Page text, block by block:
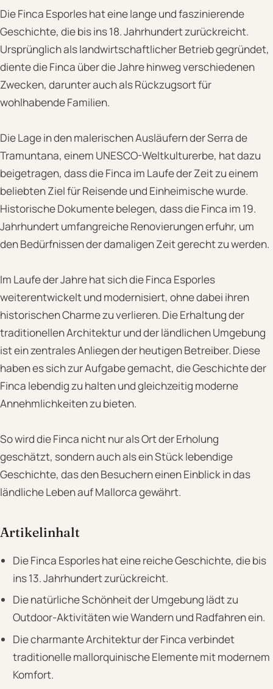
Die Finca Esporles hat eine lange und faszinierende
Geschichte, die bis ins 18. Jahrhundert zurückreicht.
Ursprünglich als landwirtschaftlicher Betrieb gegründet,
diente die Finca über die Jahre hinweg verschiedenen
Zwecken, darunter auch als Rückzugsort für
wohlhabende Familien.
Die Lage in den malerischen Ausläufern der Serra de
Tramuntana, einem UNESCO-Weltkulturerbe, hat dazu
beigetragen, dass die Finca im Laufe der Zeit zu einem
beliebten Ziel für Reisende und Einheimische wurde.
Historische Dokumente belegen, dass die Finca im 19.
Jahrhundert umfangreiche Renovierungen erfuhr, um
den Bedürfnissen der damaligen Zeit gerecht zu werden.
Im Laufe der Jahre hat sich die Finca Esporles
weiterentwickelt und modernisiert, ohne dabei ihren
historischen Charme zu verlieren. Die Erhaltung der
traditionellen Architektur und der ländlichen Umgebung
ist ein zentrales Anliegen der heutigen Betreiber. Diese
haben es sich zur Aufgabe gemacht, die Geschichte der
Finca lebendig zu halten und gleichzeitig moderne
Annehmlichkeiten zu bieten.
So wird die Finca nicht nur als Ort der Erholung
geschätzt, sondern auch als ein Stück lebendige
Geschichte, das den Besuchern einen Einblick in das
ländliche Leben auf Mallorca gewährt.
Artikelinhalt
Die Finca Esporles hat eine reiche Geschichte, die bis
ins 13. Jahrhundert zurückreicht.
Die natürliche Schönheit der Umgebung lädt zu
Outdoor-Aktivitäten wie Wandern und Radfahren ein.
Die charmante Architektur der Finca verbindet
traditionelle mallorquinische Elemente mit modernem
Komfort.